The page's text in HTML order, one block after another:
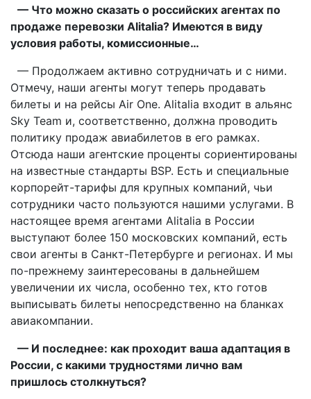
— Что можно сказать о российских агентах по
продаже перевозки Alitalia? Имеются в виду
условия работы, комиссионные…
— Продолжаем активно сотрудничать и с ними.
Отмечу, наши агенты могут теперь продавать
билеты и на рейсы Air One. Alitalia входит в альянс
Sky Team и, соответственно, должна проводить
политику продаж авиабилетов в его рамках.
Отсюда наши агентские проценты сориентированы
на известные стандарты BSP. Есть и специальные
корпорейт-тарифы для крупных компаний, чьи
сотрудники часто пользуются нашими услугами. В
настоящее время агентами Alitalia в России
выступают более 150 московских компаний, есть
свои агенты в Санкт-Петербурге и регионах. И мы
по-прежнему заинтересованы в дальнейшем
увеличении их числа, особенно тех, кто готов
выписывать билеты непосредственно на бланках
авиакомпании.
— И последнее: как проходит ваша адаптация в
России, с какими трудностями лично вам
пришлось столкнуться?